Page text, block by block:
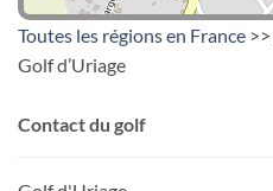
Toutes les régions en France >>
Golf d’Uriage
Contact du golf